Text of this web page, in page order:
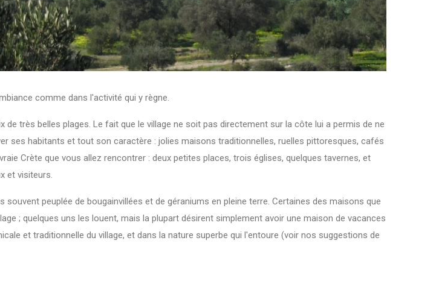
comme dans l'activité qui y règne.
très belles plages. Le fait que le village ne soit pas directement sur la côte lui a permis de ne
ses habitants et tout son caractère : jolies maisons traditionnelles, ruelles pittoresques, cafés
Crète que vous allez rencontrer : deux petites places, trois églises, quelques tavernes, et
et visiteurs.
peuplée de bougainvillées et de géraniums en pleine terre. Certaines des maisons que
; quelques uns les louent, mais la plupart désirent simplement avoir une maison de vacances
et traditionnelle du village, et dans la nature superbe qui l'entoure (voir nos suggestions de